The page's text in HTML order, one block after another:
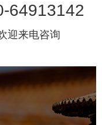
64913142
迎来电咨询